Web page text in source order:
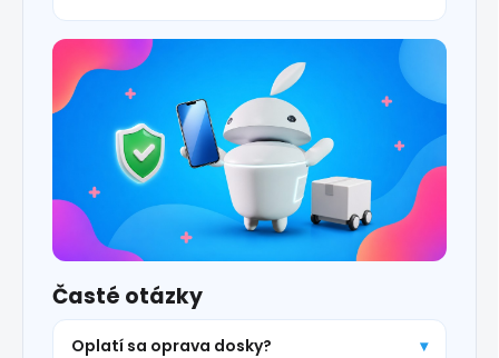
Časté otázky
Oplatí sa oprava dosky?